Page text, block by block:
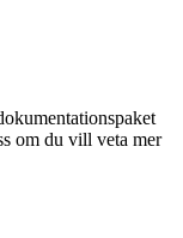
om du vill veta mer